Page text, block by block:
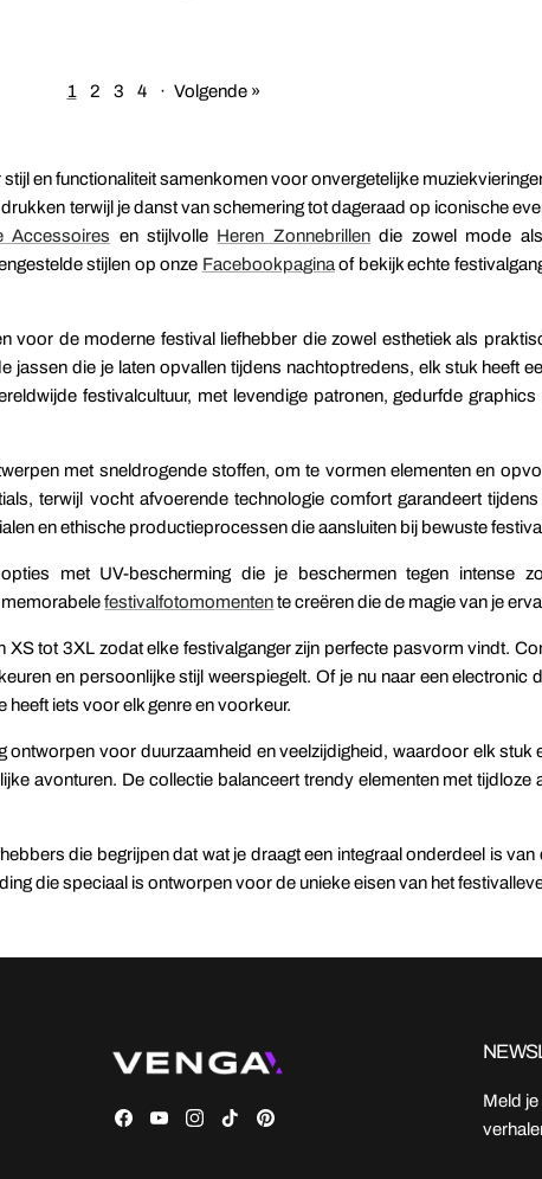
1 2 3 4 · Volgende »
stijl en functionaliteit samenkomen voor onvergetelijke
terwijl je danst van schemering tot dageraad op iconische
Accessoires en stijlvolle Heren Zonnebrillendie zowel mode als
stijlen op onze Facebookpagina of bekijk echte
voor de moderne festival liefhebber die zowel esthetiek als
die je laten opvallen tijdens nachtoptredens, elk stuk heeft
festivalcultuur, met levendige patronen, gedurfde
met sneldrogende stoffen, om te vormen elementen en
terwijl vocht afvoerende technologie comfort garandeert
en ethische productieprocessen die aansluiten bij bewuste
met UV-bescherming die je beschermen tegen intense
memorabelefestivalfotomomentente creëren die de magie van je
tot 3XL zodat elke festivalganger zijn perfecte pasvorm vindt.
en persoonlijke stijl weerspiegelt. Of je nu naar een electronic
iets voor elk genre en voorkeur.
voor duurzaamheid en veelzijdigheid, waardoor elk stuk
avonturen. De collectie balanceert trendy elementen met tijdloze
die begrijpen dat wat je draagt een integraal onderdeel is van
die speciaal is ontworpen voor de unieke eisen van het
Facebook
YouTubeInstagram
TikTokPinterest
Meld